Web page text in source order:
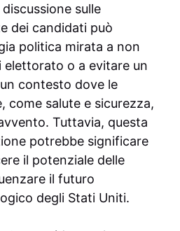
sulle
dei candidati può
politica mirata a non
elettorato o a evitare un
contesto dove le
come salute e sicurezza,
Tuttavia, questa
potrebbe significare
il potenziale delle
il futuro
degli Stati Uniti.